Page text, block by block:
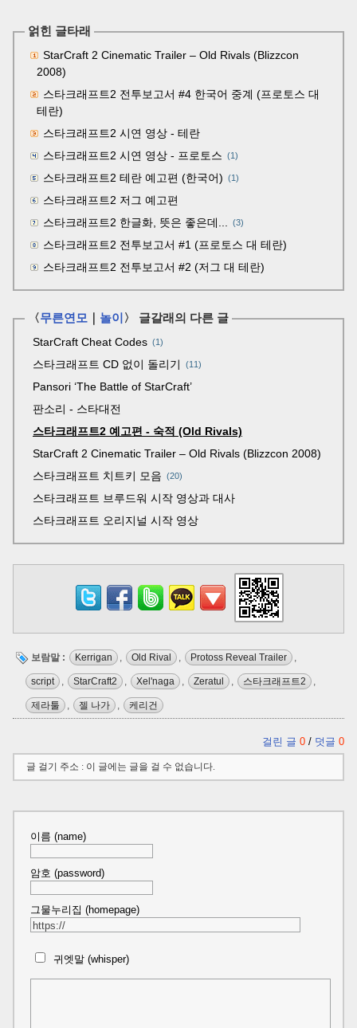
얽힌 글타래
StarCraft 2 Cinematic Trailer – Old Rivals (Blizzcon
2008)
스타크래프트2 전투보고서 #4 한국어 중계 (프로토스 대
테란)
스타크래프트2 시연 영상 - 테란
스타크래프트2 시연 영상 - 프로토스 (1)
스타크래프트2 테란 예고편 (한국어) (1)
스타크래프트2 저그 예고편
스타크래프트2 한글화, 뜻은 좋은데... (3)
스타크래프트2 전투보고서 #1 (프로토스 대 테란)
스타크래프트2 전투보고서 #2 (저그 대 테란)
〈무른연모 놀이 〉 글갈래의 다른 글
StarCraft Cheat Codes 1
스타크래프트 CD 없이 돌리기 11
Pansori ‘The Battle of StarCraft’
판소리 - 스타대전
스타크래프트2 예고편 - 숙적 (Old Rivals)
StarCraft 2 Cinematic Trailer – Old Rivals (Blizzcon 2008)
스타크래프트 치트키 모음
20
스타크래프트 브루드워 시작 영상과 대사
스타크래프트 오리지널 시작 영상
보람말 : Kerrigan , Old Rival , Protoss Reveal Trailer ,
script , StarCraft2 , Xel'naga , Zeratul , 스타크래프트2 ,
제라툴 , 젤 나가 , 케리건
걸린 글 0 / 덧글 0
글 걸기 주소 : 이 글에는 글을 걸 수 없습니다.
이름 (name)
암호 (password)
그물누리집 (homepage)
귀엣말 (whisper)